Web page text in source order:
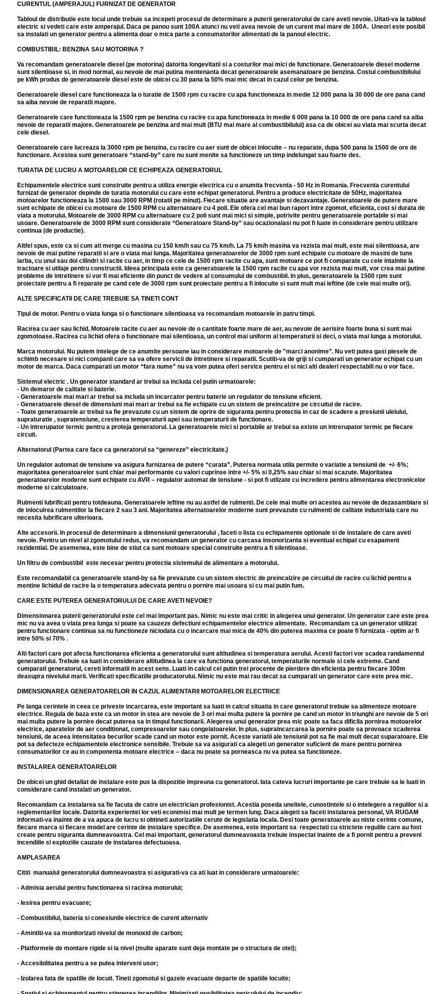
CURENTUL (AMPERAJUL) FURNIZAT DE GENERATOR
Tabloul de distributie este locul unde trebuie sa incepeti procesul de determinare a puterii generatorului de care aveti nevoie. Uitati-va la tabloul
electric si vedeti care este amperajul. Daca pe panou sunt 100A atunci nu veti avea nevoie de un curent mai mare de 100A. Uneori este posibil
sa instalati un generator pentru a alimenta doar o mica parte a consumatorilor alimentati de la panoul electric.
COMBUSTIBIL: BENZINA SAU MOTORINA ?
Va recomandam generatoarele diesel (pe motorina) datorita longevitatii si a costurilor mai mici de functionare. Generatoarele diesel moderne
sunt silentioase si, in mod normal, au nevoie de mai putina mentenanta decat generatoarele asemanatoare pe benzina. Costul combustibilului
pe kWh produs de generatoarele diesel este de obicei cu 30 pana la 50% mai mic decat in cazul celor pe benzina.
Generatoarele diesel care functioneaza la o turatie de 1500 rpm cu racire cu apa functioneaza in medie 12 000 pana la 30 000 de ore pana cand
sa aiba nevoie de reparatii majore.
Generatoarele care functioneaza la 1500 rpm pe benzina cu racire cu apa functioneaza in medie 6 000 pana la 10 000 de ore pana cand sa aiba
nevoie de reparatii majore. Generatoarele pe benzina ard mai mult (BTU mai mare al combustibilului) asa ca de obicei au viata mai scurta decat
cele diesel.
Generatoarele care lucreaza la 3000 rpm pe benzina, cu racire cu aer sunt de obicei inlocuite – nu reparate, dupa 500 pana la 1500 de ore de
functionare. Acestea sunt generatoare “stand-by” care nu sunt menite sa functioneze un timp indelungat sau foarte des.
TURATIA DE LUCRU A MOTOARELOR CE ECHIPEAZA GENERATORUL
Echipamentele electrice sunt construite pentru a utiliza energie electrica cu o anumita frecventa - 50 Hz in Romania. Frecventa curentului
furnizat de generator depinde de turatia motorului cu care este echipat generatorul. Pentru a produce electricitate de 50Hz, majoritatea
motoarelor functioneaza la 1500 sau 3000 RPM (rotatii pe minut). Fiecare situatie are avantaje si dezavantaje. Generatoarele de putere mare
sunt echipate de obicei cu motoare de 1500 RPM cu alternatoare cu 4 poli. Ele ofera cel mai bun raport intre zgomot, eficienta, cost si durata de
viata a motorului. Motoarele de 3000 RPM cu alternatoare cu 2 poli sunt mai mici si simple, potrivite pentru generatoarele portabile si mai
usoare. Generatoarele de 3000 RPM sunt considerate “Generatoare Stand-by” sau ocazionalasi nu pot fi luate in considerare pentru utilizare
continua (de productie).
Altfel spus, este ca si cum ati merge cu masina cu 150 km/h sau cu 75 km/h. La 75 km/h masina va rezista mai mult, este mai silentioasa, are
nevoie de mai putine reparatii si are o viata mai lunga. Majoritatea generatoarelor de 3000 rpm sunt echipate cu motoare de masini de tuns
iarba, cu unul sau doi cilindri si racite cu aer, in timp ce cele de 1500 rpm racite cu apa, sunt motoare ce pot fi comparate cu cele intalnite la
tractoare si utilaje pentru constructii. Ideea principala este ca generatoarele la 1500 rpm racite cu apa vor rezista mai mult, vor crea mai putine
probleme de intretinere si vor fi mai eficiente din punct de vedere al consumului de combustibil. In plus, generatoarele la 1500 rpm sunt
proiectate pentru a fi reparate pe cand cele de 3000 rpm sunt proiectate pentru a fi inlocuite si sunt mult mai ieftine (de cele mai multe ori).
ALTE SPECIFICATII DE CARE TREBUIE SA TINETI CONT
Tipul de motor. Pentru o viata lunga si o functionare silentioasa va recomandam motoarele in patru timpi.
Racirea cu aer sau lichid. Motoarele racite cu aer au nevoie de o cantitate foarte mare de aer, au nevoie de aerisire foarte buna si sunt mai
zgomotoase. Racirea cu lichid ofera o functionare mai silentioasa, un control mai uniform al temperaturii si deci, o viata mai lunga a motorului.
Marca motorului. Nu putem intelege de ce anumite persoane iau in considerare motoarele de "marci anonime”. Nu veti putea gasi piesele de
schimb necesare si nici companii care sa va ofere servicii de intretinere si reparatii. Scutiti-va de griji si cumparati un generator echipat cu un
motor de marca. Daca cumparati un motor “fara nume” nu va vom putea oferi service pentru el si nici alti dealeri respectabili nu o vor face.
Sistemul electric . Un generator standard ar trebui sa includa cel putin urmatoarele:
- Un demaror de calitate si baterie.
- Generatoarele mai mari ar trebui sa includa un incarcator pentru baterie un regulator de tensiune eficient.
- Generatoarele diesel de dimensiuni mai mari ar trebui sa fie echipate cu un sistem de preincalzire pe circuitul de racire.
- Toate generatoarele ar trebui sa fie prevazute cu un sistem de oprire de siguranta pentru protectia in caz de scadere a presiunii uleiului,
supraturatie , supratensiune, cresterea temperaturii apei sau temperaturii de functionare.
- Un intrerupator termic pentru a proteja generatorul. La generatoarele mici si portabile ar trebui sa existe un intrerupator termic pe fiecare
circuit.
Alternatorul (Partea care face ca generatorul sa “genereze” electricitate.)
Un regulator automat de tensiune va asigura furnizarea de putere “curata”. Puterea normala utila permite o variatie a tensiunii de +/- 6%;
majoritatea generatoarelor sunt chiar mai performante cu valori cuprinse intre +/- 5% si 0,25% sau chiar si mai scazute. Majoritatea
generatoarelor moderne sunt echipate cu AVR – regulator automat de tensiune - si pot fi utlizate cu incredere pentru alimentarea electronicelor
moderne si calculatoare.
Rulmenti lubrificati pentru totdeauna. Generatoarele ieftine nu au astfel de rulmenti. De cele mai multe ori acestea au nevoie de dezasamblare si
de inlocuirea rulmentilor la fiecare 2 sau 3 ani. Majoritatea alternatoarelor moderne sunt prevazute cu rulmenti de calitate industriala care nu
necesita lubrificare ulterioara.
Alte accesorii. In procesul de determinare a dimensiunii generatorului , faceti o lista cu echipamente optionale si de instalare de care aveti
nevoie. Pentru un nivel al zgomotului redus, va recomandam un generator cu carcasa insonorizanta si eventual echipat cu esapament
rezidential. De asemenea, este bine de stiut ca sunt motoare special construite pentru a fi silentioase.
Un filtru de combustibil este necesar pentru protectia sistemului de alimentare a motorului.
Este recomandabil ca generatoarele stand-by sa fie prevazute cu un sistem electric de preincalzire pe circuitul de racire cu lichid pentru a
mentine lichidul de racire la o temperatura adecvata pentru o pornire mai usoara si cu mai putin fum.
CARE ESTE PUTEREA GENERATORULUI DE CARE AVETI NEVOIE?
Dimensionarea puterii generatorului este cel mai important pas. Nimic nu este mai critic in alegerea unui generator. Un generator care este prea
mic nu va avea o viata prea lunga si poate sa cauzeze defectiuni echipamentelor electrice alimentate. Recomandam ca un generator utilizat
pentru functionare continua sa nu functioneze niciodata cu o incarcare mai mica de 40% din puterea maxima ce poate fi furnizata - optim ar fi
intre 50% si 70% .
Alti factori care pot afecta functionarea eficienta a generatorului sunt altitudinea si temperatura aerului. Acesti factori vor scadea randamentul
generatorului. Trebuie sa luati in considerare altitudinea la care va functiona generatorul, temperaturile normale si cele extreme. Cand
cumparati generatorul, cereti informatii in acest sens. Luati in calcul cel putin trei procente de pierdere din eficienta pentru fiecare 300m
deasupra nivelului marii. Verificati specificatiile producatorului. Nimic nu este mai rau decat sa cumparati un generator care este prea mic.
DIMENSIONAREA GENERATOARELOR IN CAZUL ALIMENTARII MOTOARELOR ELECTRICE
Pe langa cerintele in ceea ce priveste incarcarea, este important sa luati in calcul situatia in care generatorul trebuie sa alimenteze motoare
electrice. Regula de baza este ca un motor in stea are nevoie de 3 ori mai multa putere la pornire pe cand un motor in triunghi are nevoie de 5 ori
mai multa putere la pornire decat puterea sa in timpul functionarii. Alegerea unui generator prea mic poate sa faca dificila pornirea motoarelor
electrice, aparatelor de aer conditionat, compresoarelor sau congelatoarelor. In plus, supraincarcarea la pornire poate sa provoace scaderea
tensiunii, de aceea intensitatea becurilor scade cand un motor este pornit. Aceste variatii ale tensiunii pot sa fie mai mult decat suparatoare. Ele
pot sa defecteze echipamentele electronice sensibile. Trebuie sa va asigurati ca alegeti un generator suficient de mare pentru pornirea
consumatorilor ce au in componenta motoare electrice – daca nu poate sa porneasca nu va putea sa functioneze.
INSTALAREA GENERATOARELOR
De obicei un ghid detaliat de instalare este pus la dispozitie impreuna cu generatorul. Iata cateva lucruri importante pe care trebuie sa le luati in
considerare cand instalati un generator.
Recomandam ca instalarea sa fie facuta de catre un electrician profesionist. Acestia poseda uneltele, cunostintele si o intelegere a regulilor si a
reglementarilor locale. Datorita experientei lor veti econimisi mai mult pe termen lung. Daca alegeti sa faceti instalarea personal, VA RUGAM
informati-va inainte de a va apuca de lucru si obtineti autorizatiile cerute de legislatia locala. Desi toate generatoarele au niste cerinte comune,
fiecare marca si fiecare model are cerinte de instalare specifice. De asemenea, este important sa respectati cu strictete regulile care au fost
create pentru siguranta dumneavoastra. Cel mai important, generatorul dumneavoasta trebuie inspectat inainte de a fi pornit pentru a preveni
incendiile si exploziile cauzate de instalarea defectuoasa.
AMPLASAREA
Cititi manualul generatorului dumneavoastra si asigurati-va ca ati luat in considerare urmatoarele:
- Admisia aerului pentru functionarea si racirea motorului;
- Iesirea pentru evacuare;
- Combustibilul, bateria si conexiunile electrice de curent alternativ
- Amintiti-va sa monitorizati nivelul de monoxid de carbon;
- Platformele de montare rigide si la nivel (multe aparate sunt deja montate pe o structura de otel);
- Accesibilitatea pentru a se putea interveni usor;
- Izolarea fata de spatille de locuit. Tineti zgomotul si gazele evacuate departe de spatiile locuite;